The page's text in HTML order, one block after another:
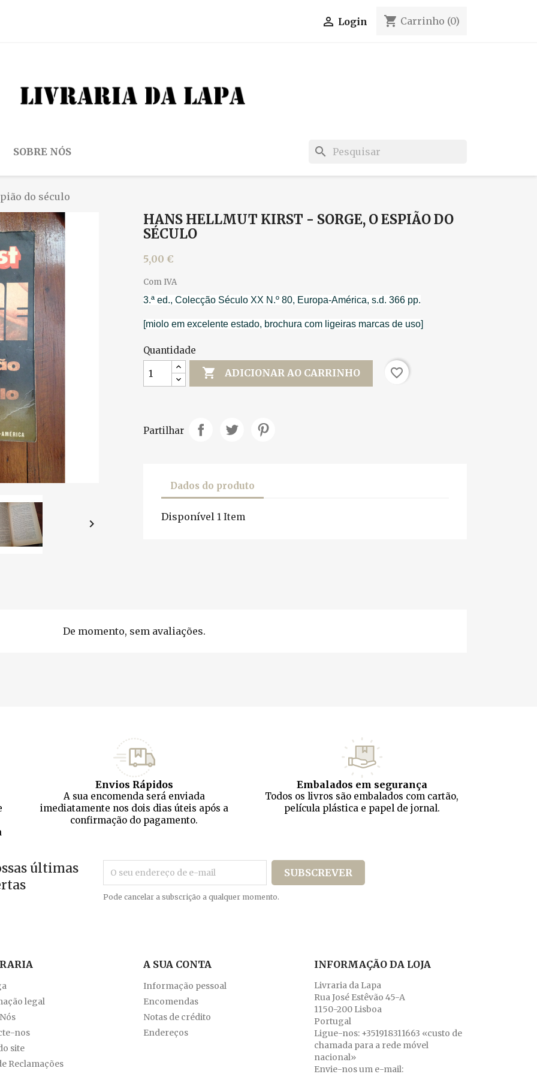
 Login shopping_cart Carrinho (0)
SOBRE NÓS search
do século

HANS HELLMUT KIRST - SORGE, O ESPIÃO DO
SÉCULO
5,00 €
Com IVA
3.ª ed., Colecção Século XX N.º 80, Europa-América, s.d. 366 pp.
[miolo em excelente estado, brochura com ligeiras marcas de uso]
Quantidade
 ADICIONAR AO CARRINHO favorite_border
Partilhar
Dados do produto
Disponível 1 Item
De momento, sem avaliações.
Envios Rápidos
A sua encomenda será enviada
imediatamente nos dois dias úteis após a
confirmação do pagamento.
Embalados em segurança
Todos os livros são embalados com cartão,
película plástica e papel de jornal.
últimas
Pode cancelar a subscrição a qualquer momento.
legal
nos
site
Reclamações
A SUA CONTA
Informação pessoal
Encomendas
Notas de crédito
Endereços
INFORMAÇÃO DA LOJA
Livraria da Lapa
Rua José Estêvão 45-A
1150-200 Lisboa
Portugal
Ligue-nos: +351918311663 «custo de
chamada para a rede móvel
nacional»
Envie-nos um e-mail: